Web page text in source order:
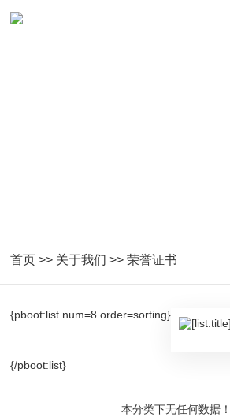
首页 >> 关于我们 >>荣誉证书
{pboot:list num=8 order=sorting}
{/pboot:list}
本分类下无任何数据！